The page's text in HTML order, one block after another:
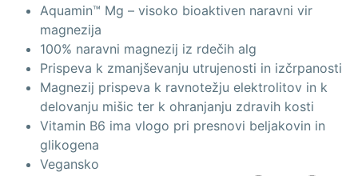
Aquamin™ Mg – visoko bioaktiven naravni vir
magnezija
100% naravni magnezij iz rdečih alg
Prispeva k zmanjševanju utrujenosti in izčrpanosti
Magnezij prispeva k ravnotežju elektrolitov in k
delovanju mišic ter k ohranjanju zdravih kosti
Vitamin B6 ima vlogo pri presnovi beljakovin in
glikogena
Vegansko